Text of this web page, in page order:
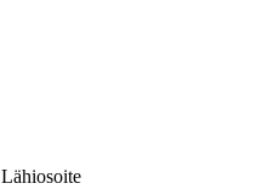
Lähiosoite